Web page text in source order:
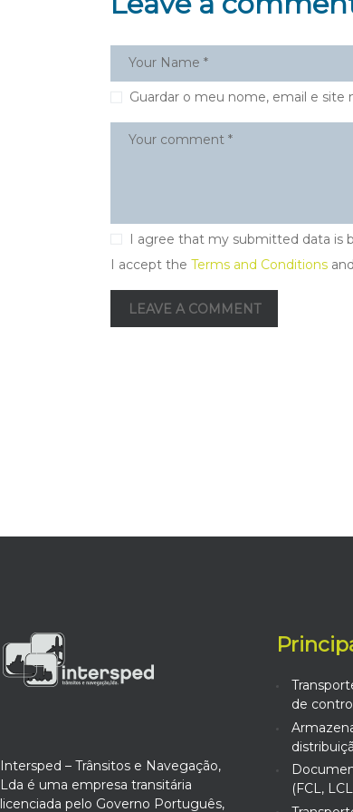
Guardar o meu nome, email e site
I agree that my submitted data is
I accept the Terms and Conditions
Intersped – Trânsitos e Navegação,
Lda é uma empresa transitária
licenciada pelo Governo Português,
de
(FCL,